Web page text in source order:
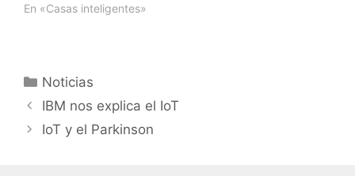
En «Casas inteligentes»
Categorías
Noticias
Navegación
de
entradas
IBM nos explica el IoT
IoT y el Parkinson